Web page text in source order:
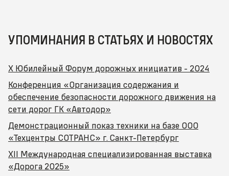
УПОМИНАНИЯ В СТАТЬЯХ И НОВОСТЯХ
Х Юбилейный Форум дорожных инициатив - 2024
Конференция «Организация содержания и
обеспечение безопасности дорожного движения на
сети дорог ГК «Автодор»
Демонстрационный показ техники на базе ООО
«Техцентры СОТРАНС» г. Санкт-Петербург
XII Международная специализированная выставка
«Дорога 2025»